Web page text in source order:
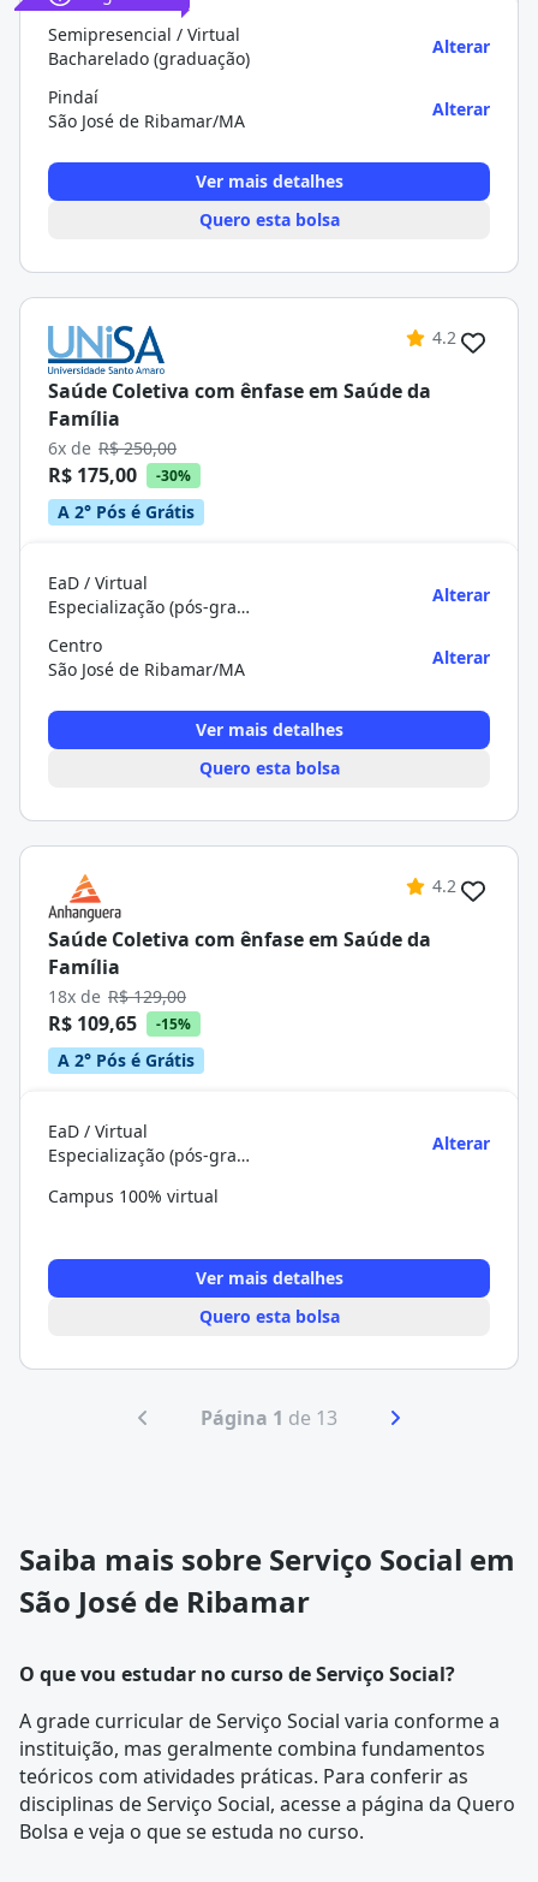
Semipresencial / Virtual
Bacharelado (graduação)
Alterar
Pindaí
São José de Ribamar/MA
Alterar
Ver mais detalhes
Quero esta bolsa
4.2
Saúde Coletiva com ênfase em Saúde da
Família
6x de R$ 250,00
R$ 175,00 -30%
A 2° Pós é Grátis
EaD / Virtual
Especialização (pós-graduação)
Alterar
Centro
São José de Ribamar/MA
Alterar
Ver mais detalhes
Quero esta bolsa
4.2
Saúde Coletiva com ênfase em Saúde da
Família
18x de R$ 129,00
R$ 109,65 -15%
A 2° Pós é Grátis
EaD / Virtual
Especialização (pós-graduação)
Alterar
Campus 100% virtual
Ver mais detalhes
Quero esta bolsa
Página 1 de 13
Saiba mais sobre Serviço Social em
São José de Ribamar
O que vou estudar no curso de Serviço Social?
A grade curricularde Serviço Social varia conforme a
instituição, mas geralmente combina fundamentos
teóricos com atividades práticas. Para conferir as
disciplinas de Serviço Social, acesse a página da Quero
Bolsa e veja o que se estuda no curso.